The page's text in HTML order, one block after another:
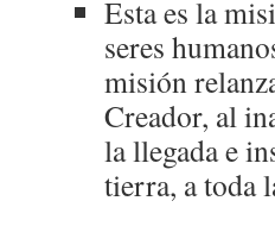
Esta es la
seres
misión
Creador, al
la llegada e
tierra, a toda